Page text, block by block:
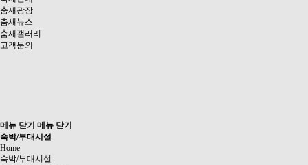
춤새광장
춤새뉴스
춤새갤러리
고객문의
메뉴 닫기 메뉴 닫기
숙박/부대시설
Home
숙박/부대시설